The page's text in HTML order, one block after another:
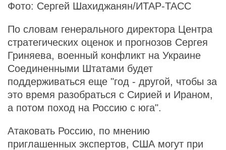
Фото: Сергей Шахиджанян/ИТАР-ТАСС
По словам генерального директора Центра
стратегических оценок и прогнозов Сергея
Гриняева, военный конфликт на Украине
Соединенными Штатами будет
поддерживаться еще "год - другой, чтобы за
это время разобраться с Сирией и Ираном,
а потом поход на Россию с юга".
Атаковать Россию, по мнению
приглашенных экспертов, США могут при